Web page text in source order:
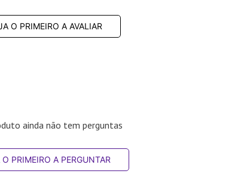
O PRIMEIRO A AVALIAR
ainda não tem perguntas
O PRIMEIRO A PERGUNTAR